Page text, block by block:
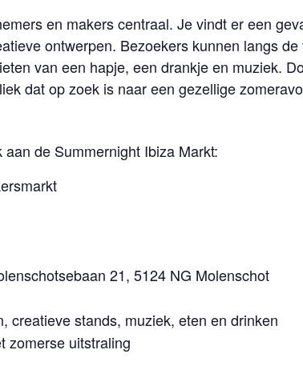
en makers centraal. Je vindt er een
ontwerpen. Bezoekers kunnen langs
van een hapje, een drankje en muziek.
dat op zoek is naar een gezellige
de Summernight Ibiza Markt:
21, 5124 NG Molenschot
creatieve stands, muziek, eten en drinken
zomerse uitstraling